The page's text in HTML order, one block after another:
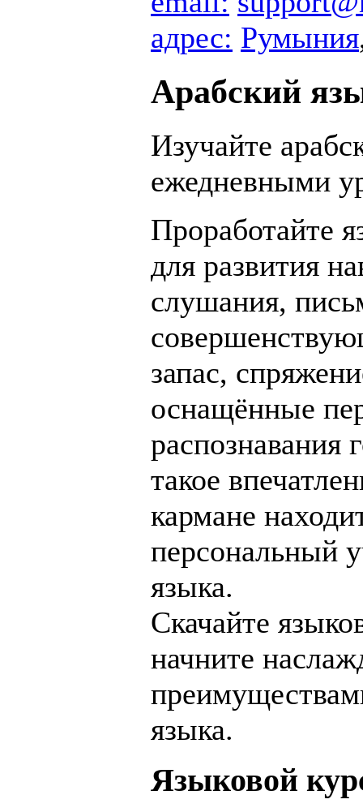
адрес: Румыния
Арабский
Изучайте
ежедневными
Проработайте
для развития
слушания,
запас,
оснащённые
распознавания
такое
кармане
персональный
языка.
Скачайте
начните
языка.
Языковой